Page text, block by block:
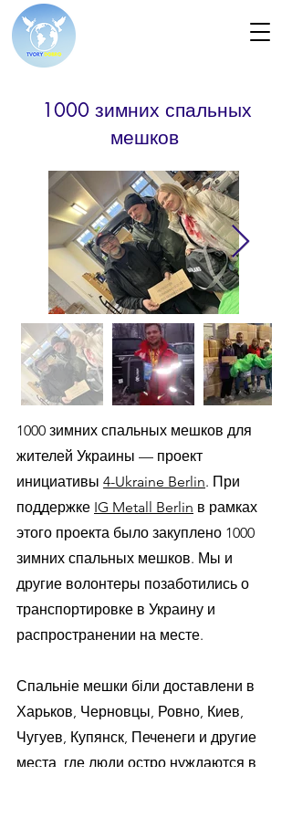
1000 зимних спальных
мешков
1000 зимних спальных мешков для
жителей Украины — проект
инициативы 4-Ukraine Berlin. При
поддержке IG Metall Berlin в рамках
этого проекта было закуплено 1000
зимних спальных мешков. Мы и
другие волонтеры позаботились о
транспортировке в Украину и
распространении на месте.
Спальніе мешки біли доставлени в
Харьков, Черновцы, Ровно, Киев,
Чугуев, Купянск, Печенеги и другие
места, где люди остро нуждаются в